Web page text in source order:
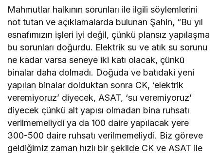
Mahmutlar halkının sorunları ile ilgili söylemlerini
not tutan ve açıklamalarda bulunan Şahin, “Bu yıl
esnafımızın işleri iyi değil, çünkü plansız yapılaşma
bu sorunları doğurdu. Elektrik su ve atık su sorunu
ne kadar varsa seneye iki katı olacak, çünkü
binalar daha dolmadı. Doğuda ve batıdaki yeni
yapılan binalar dolduktan sonra CK, ‘elektrik
veremiyoruz’ diyecek, ASAT, ‘su veremiyoruz’
diyecek çünkü alt yapısı olmadan bina ruhsatı
verilmemeliydi ya da 100 daire yapılacak yere
300-500 daire ruhsatı verilmemeliydi. Biz göreve
geldiğimiz zaman hızlı bir şekilde CK ve ASAT ile